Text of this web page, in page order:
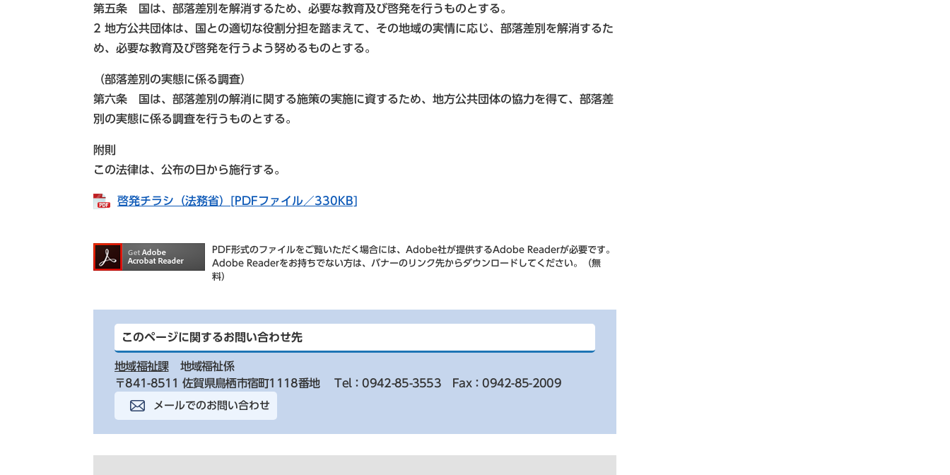
第五条 国は、部落差別を解消するため、必要な教育及び啓発を行うものとする。
2 地方公共団体は、国との適切な役割分担を踏まえて、その地域の実情に応じ、部落差別を解消するた
め、必要な教育及び啓発を行うよう努めるものとする。
（部落差別の実態に係る調査）
第六条 国は、部落差別の解消に関する施策の実施に資するため、地方公共団体の協力を得て、部落差
別の実態に係る調査を行うものとする。
附則
この法律は、公布の日から施行する。
啓発チラシ（法務省）[PDFファイル／330KB]
PDF形式のファイルをご覧いただく場合には、Adobe社が提供するAdobe Readerが必要です。
Adobe Readerをお持ちでない方は、バナーのリンク先からダウンロードしてください。（無
料）
このページに関するお問い合わせ先
地域福祉課
地域福祉係
〒841-8511 佐賀県鳥栖市宿町1118番地
Tel：0942-85-3553 Fax：0942-85-2009
メールでのお問い合わせ